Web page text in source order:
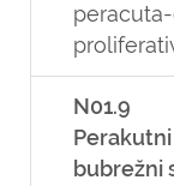
N01.9
bubrežni